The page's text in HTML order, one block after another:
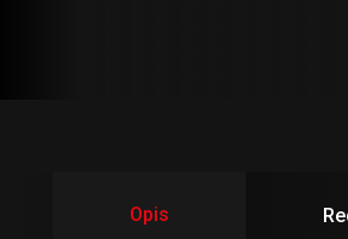
Opis